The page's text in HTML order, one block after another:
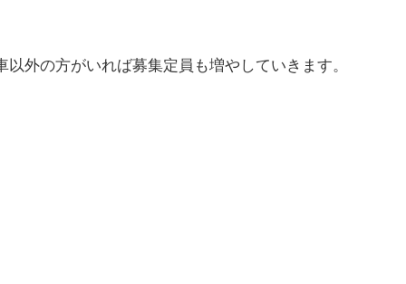
外の方がいれば募集定員も増やしていきます。